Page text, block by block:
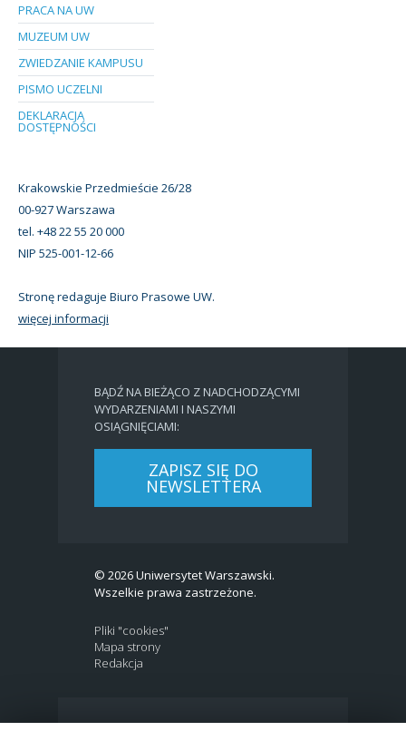
PRACA NA UW
MUZEUM UW
ZWIEDZANIE KAMPUSU
PISMO UCZELNI
DEKLARACJA
DOSTĘPNOŚCI
Krakowskie Przedmieście 26/28
00-927 Warszawa
tel. +48 22 55 20 000
NIP 525-001-12-66
Stronę redaguje Biuro Prasowe UW.
więcej informacji
BĄDŹ NA BIEŻĄCO Z NADCHODZĄCYMI
WYDARZENIAMI I NASZYMI
OSIĄGNIĘCIAMI:
ZAPISZ SIĘ DO
NEWSLETTERA
© 2026 Uniwersytet Warszawski.
Wszelkie prawa zastrzeżone.
Pliki "cookies"
Mapa strony
Redakcja